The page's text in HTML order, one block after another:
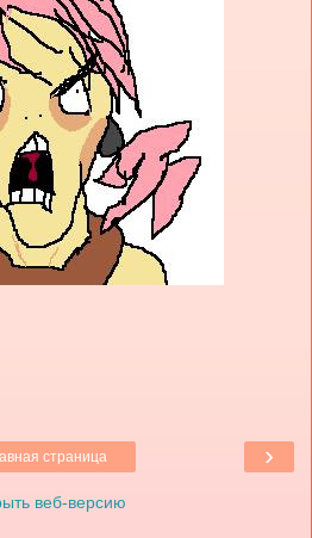
›
страница
веб-версию